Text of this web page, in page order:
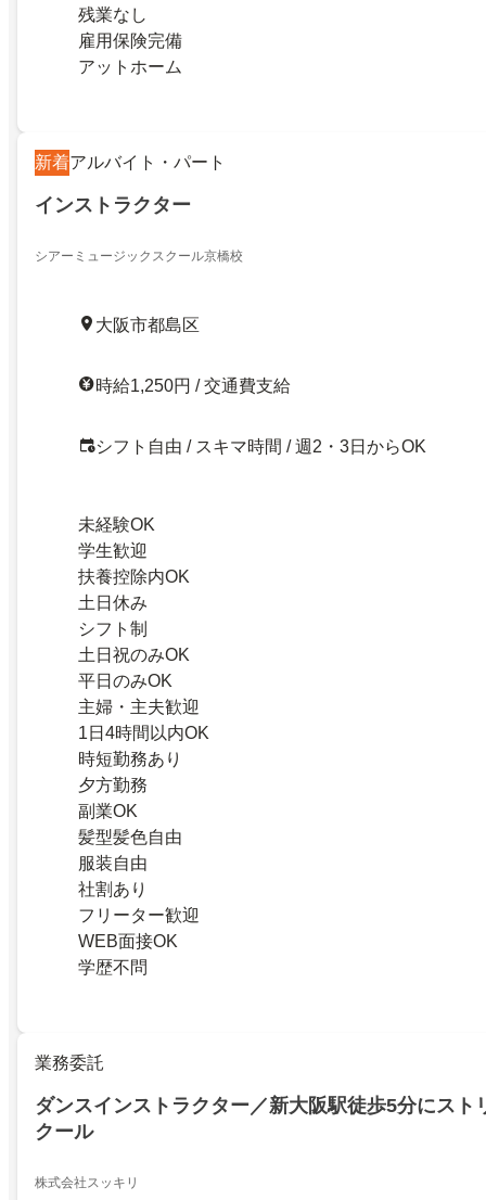
残業なし
雇用保険完備
アットホーム
新着アルバイト・パート
インストラクター
シアーミュージックスクール京橋校
大阪市都島区
時給1,250円 / 交通費支給
シフト自由 / スキマ時間 / 週2・3日からOK
未経験OK
学生歓迎
扶養控除内OK
土日休み
シフト制
土日祝のみOK
平日のみOK
主婦・主夫歓迎
1日4時間以内OK
時短勤務あり
夕方勤務
副業OK
髪型髪色自由
服装自由
社割あり
フリーター歓迎
WEB面接OK
学歴不問
業務委託
ダンスインストラクター／新大阪駅徒歩5分にスト
クール
株式会社スッキリ